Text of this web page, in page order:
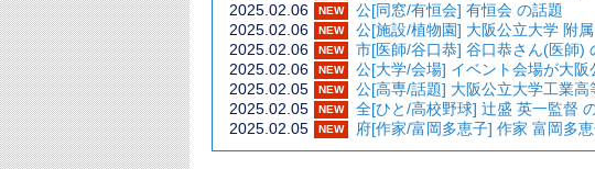
2025.02.06
NEW
公[同窓/有恒会]
2025.02.06
NEW
公[施設/植物園] 大阪公立
2025.02.06
NEW
市[医師/谷口恭] 谷口
2025.02.06
NEW
公[大学/会場] イベント会
2025.02.05
NEW
公[高専/話題] 大阪公立大
2025.02.05
NEW
全[ひと/高校野球] 辻
2025.02.05
NEW 府[作家/富岡多恵子] 作